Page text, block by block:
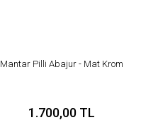
Mantar Pilli Abajur - Mat Krom
1.700,00 TL